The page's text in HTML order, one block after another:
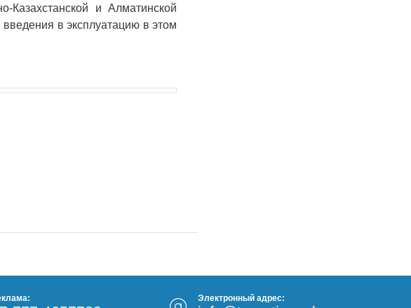
Казахстанской и Алматинской
в эксплуатацию в этом
Электронный адрес: